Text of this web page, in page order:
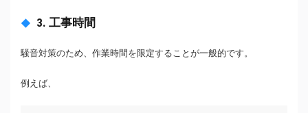
3. 工事時間
騒音対策のため、作業時間を限定することが一般的です。
例えば、